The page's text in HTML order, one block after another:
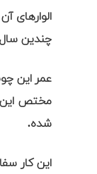
الوارهای
چندین
عمر این
شده.
این کار